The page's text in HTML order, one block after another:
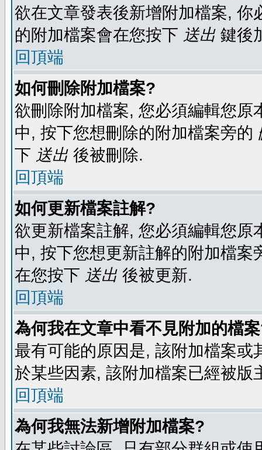
欲在文章發表後新增附加檔案,
的附加檔案會在您按下 送出 鍵後
回頂端
如何刪除附加檔案?
欲刪除附加檔案, 您必須編輯您
中, 按下您想刪除的附加檔案旁的
下 送出 後被刪除.
回頂端
如何更新檔案註解?
欲更新檔案註解, 您必須編輯您
中, 按下您想更新註解的附加檔案
在您按下 送出 後被更新.
回頂端
為何我在文章中看不見附加的檔
最有可能的原因是, 該附加檔案
於某些因素, 該附加檔案已經被版
回頂端
為何我無法新增附加檔案?